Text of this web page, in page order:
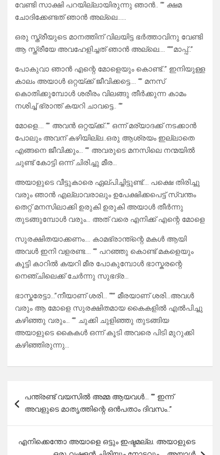
വേണ്ടി സാക്ഷി പറയില്ലായിരുന്നു ഞാൻ.. “” ക്ഷമ
ചോദിക്കേണ്ടത് ഞാൻ അല്ലെ……
ഒരു സ്ത്രീയുടെ മാനത്തിന് വിലയിട്ട ഭർത്താവിനു വേണ്ടി
ആ സ്ത്രീയേ അവഹേളിച്ചത് ഞാൻ അല്ലെ…. “””മാപ്പ്..”
പോകുവാ ഞാൻ എന്റെ മോളെയും കൊണ്ട്..” ഇനിയുള്ള
കാലം അയാൾ ഒറ്റയ്ക്ക് ജീവിക്കട്ടെ…. “” മനസ്
കൊതിക്കുമ്പോൾ ശരീരം വിലങ്ങു തീർക്കുന്ന കാമം
നശിച്ച് ഭ്രാന്ത് കയറി ചാവട്ടെ.. “”
മോളെ…. “” അവൻ ഒറ്റയ്ക്ക്..'” ഒന്ന് മര്യാദക്ക് നടക്കാൻ
പോലും അവന് കഴിയില്ല..ഒരു ആശ്രയം ഇല്ലാതെ
എങ്ങനെ ജീവിക്കും… “” അവരുടെ മനസിലെ നന്മയിൽ
ചുണ്ട് കോട്ടി ഒന്ന് ചിരിച്ചു മീര…
അയാളുടെ വീട്ടുകാരെ ഏല്പിച്ചിട്ടുണ്ട്…. പക്ഷെ തിരിച്ചു
വരും ഞാൻ എല്ലാവരാലും ഉപേക്ഷിക്കപെട്ട് സ്വന്തം
തെറ്റ് മനസിലാക്കി ഉരുകി ഉരുകി അയാൾ തീർന്നു
തുടങ്ങുമ്പോൾ വരും… അത് വരെ എനിക്ക് എന്റെ മോളെ
സുരക്ഷിതയാക്കണം…. കാമഭ്രാന്ത്ന്റെ മകൾ ആയി
അവൾ ഇനി വളരണ്ട…. “” പറഞ്ഞു കൊണ്ട് മകളെയും
കൂട്ടി കാറിൽ കയറി മീര പോകുമ്പോൾ ഭാസ്കരന്റെ
നെഞ്ചിലെക്ക്‌ ചേർന്നു സുഭദ്ര…
ഭാസ്കരേട്ടാ…”നീയാണ് ശരി… “”” മീരയാണ് ശരി…അവൾ
വരും ആ മോളെ സുരക്ഷിതമായ കൈകളിൽ എൽപിച്ചു
കഴിഞ്ഞു വരും… “” ചുക്കി ചുളിഞ്ഞു തുടങ്ങിയ
അയാളുടെ കൈകൾ ഒന്ന് കൂടി അവരെ പിടി മുറുക്കി
കഴിഞ്ഞിരുന്നു…
navigation
പന്ത്രണ്ട് വയസിൽ അമ്മ ആയവൾ… “” ഇന്ന്
അവളുടെ മാതൃത്തിന്റെ ഒൻപതാം ദിവസം..”
എനിക്കെന്തോ അയാളെ ഒട്ടും ഇഷ്ടമല്ല. അയാളുടെ